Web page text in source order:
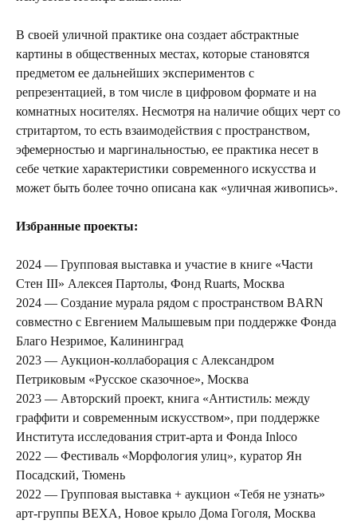
В своей уличной практике она создает абстрактные
картины в общественных местах, которые становятся
предметом ее дальнейших экспериментов с
репрезентацией, в том числе в цифровом формате и на
комнатных носителях. Несмотря на наличие общих черт со
стритартом, то есть взаимодействия с пространством,
эфемерностью и маргинальностью, ее практика несет в
себе четкие характеристики современного искусства и
может быть более точно описана как «уличная живопись».
Избранные проекты:
2024 — Групповая выставка и участие в книге «Части
Стен III» Алексея Партолы, Фонд Ruarts, Москва
2024 — Создание мурала рядом с пространством BARN
совместно с Евгением Малышевым при поддержке Фонда
Благо Незримое, Калининград
2023 — Аукцион-коллаборация с Александром
Петриковым «Русское сказочное», Москва
2023 — Авторский проект, книга «Антистиль: между
граффити и современным искусством», при поддержке
Института исследования стрит-арта и Фонда Inloсo
2022 — Фестиваль «Морфология улиц», куратор Ян
Посадский, Тюмень
2022 — Групповая выставка + аукцион «Тебя не узнать»
арт-группы ВЕХА, Новое крыло Дома Гоголя, Москва